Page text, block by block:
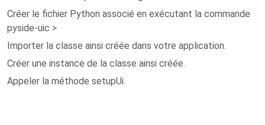
Créer le fichier Python associé en exécutant la commande
pyside-uic >
Importer la classe ainsi créée dans votre application.
Créer une instance de la classe ainsi créée.
Appeler la méthode setupUi.